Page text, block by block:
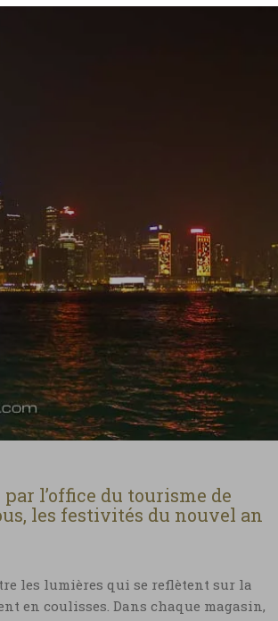
l’office du tourisme de
les festivités du nouvel an
les lumières qui se reflètent sur la
en coulisses. Dans chaque magasin,